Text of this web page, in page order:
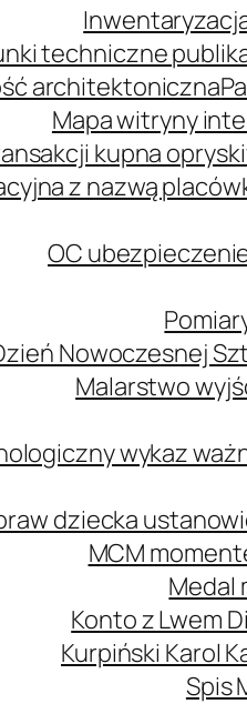
techniczne
architektoniczna
Mapa witryny
kupna
z nazwą
OC
Nowoczesnej
Malarstwo
wykaz
dziecka
MCM
Medal
Konto z Lwem
Kurpiński Karol
Spis